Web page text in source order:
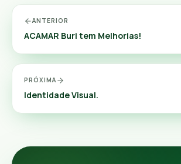
ANTERIOR
ACAMAR Buri tem Melhorias!
PRÓXIMA
Identidade Visual.